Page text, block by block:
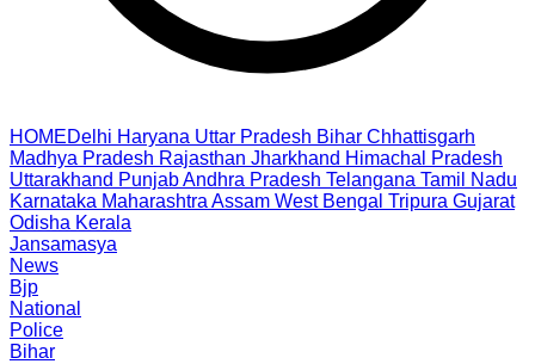
HOMEDelhi Haryana Uttar Pradesh Bihar Chhattisgarh
Madhya Pradesh Rajasthan Jharkhand Himachal Pradesh
Uttarakhand PunjabAndhra Pradesh Telangana Tamil Nadu
Karnataka Maharashtra Assam West Bengal Tripura Gujarat
Odisha Kerala
Jansamasya
News
Bjp
National
Police
Bihar